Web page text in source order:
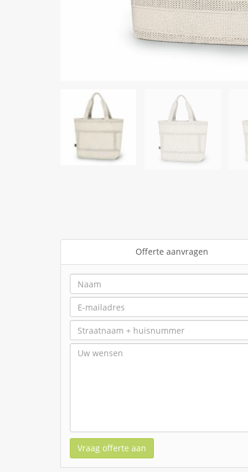
Offerte aanvragen
Vraag offerte aan